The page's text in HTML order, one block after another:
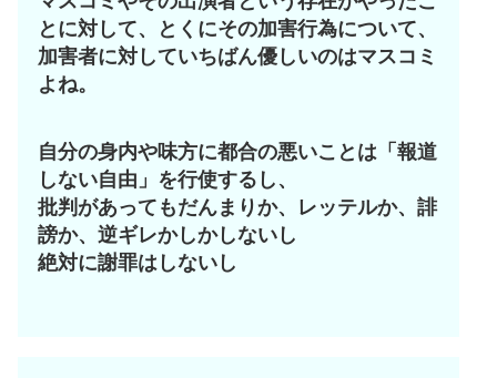
とに対して、とくにその加害行為について、
加害者に対していちばん優しいのはマスコミ
よね。
自分の身内や味方に都合の悪いことは「報道
しない自由」を行使するし、
批判があってもだんまりか、レッテルか、誹
謗か、逆ギレかしかしないし
絶対に謝罪はしないし